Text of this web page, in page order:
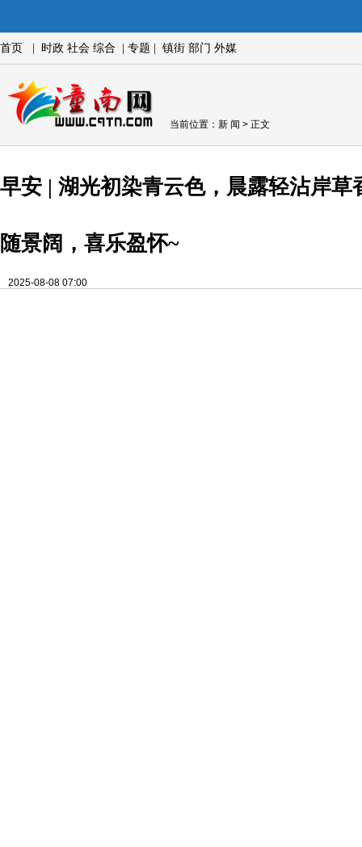
首页 时政 社会 综合 专题 镇街 部门 外媒
当前位置： 新 闻 > 正文
早安 | 湖光初染青云色，晨露轻沾岸
随景阔，喜乐盈怀~
2025-08-08 07:00